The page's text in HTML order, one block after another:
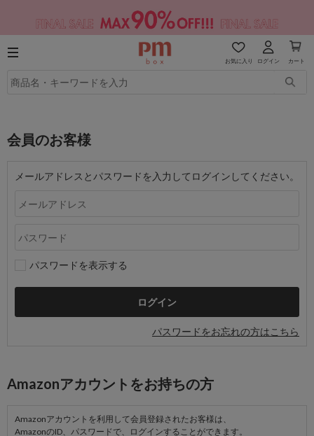
お気に入り ログイン カート
会員のお客様
メールアドレスとパスワードを入力してログインしてください。
パスワードを表示する
パスワードをお忘れの方はこちら
Amazonアカウントをお持ちの方
Amazonアカウントを利用して会員登録されたお客様は、
AmazonのID、パスワードで、ログインすることができます。